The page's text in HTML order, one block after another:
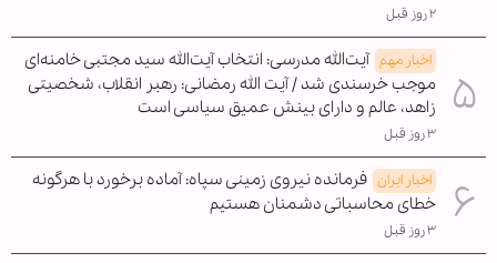
۲ روز قبل
اخبار مهم آیت‌الله مدرسی: انتخاب آیت‌الله سید مجتبی خامنه‌ای
موجب خرسندی شد / آیت الله رمضانی: رهبر انقلاب، شخصیتی
زاهد، عالم و دارای بینش عمیق سیاسی است
۳ روز قبل
اخبار ایران فرمانده نیروی زمینی سپاه: آماده برخورد با هرگونه
خطای محاسباتی دشمنان هستیم
۳ روز قبل